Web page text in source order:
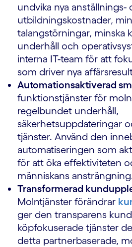
undvika nya anställnings-
utbildningskostnader,
talangstörningar, minska
underhåll och
interna IT-team för att
som driver nya
Automationsaktiverad
funktionstjänster för
regelbundet underhåll,
säkerhetsuppdateringar
tjänster. Använd den
automatiseringen som
för att öka effektiviteten
människans
Transformerad
Molntjänster förändrar
ger den transparens
köpfokuserade tjänster
detta partnerbaserade,